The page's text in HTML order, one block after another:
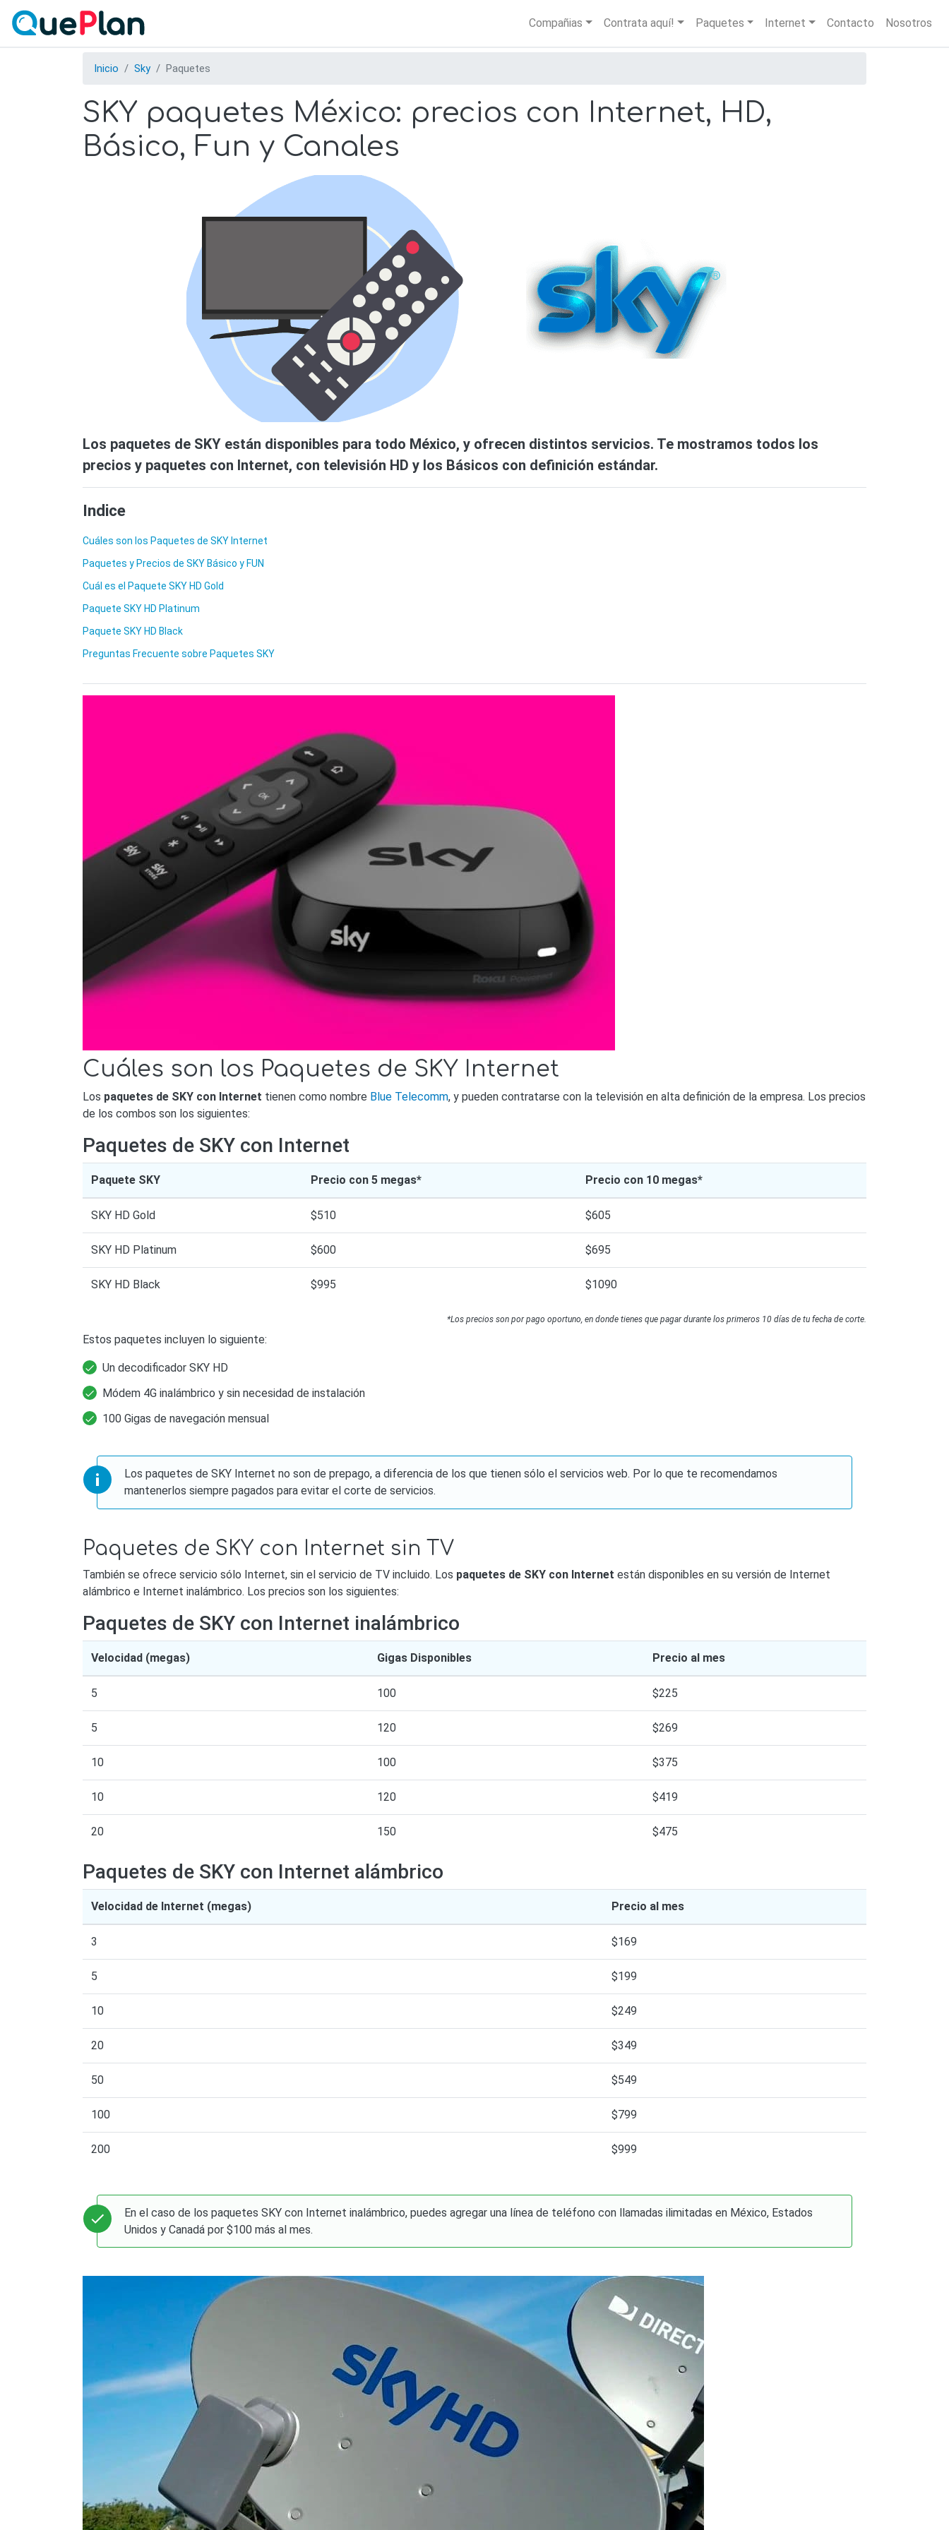
Main navigation
Compañias Contrata aquí! Paquetes Internet Contacto Nosotros
Inicio Sky Paquetes
SKY paquetes México: precios con Internet, HD,
Básico, Fun y Canales
Los paquetes de SKY están disponibles para todo México, y ofrecen distintos servicios. Te mostramos todos los
precios y paquetes con Internet, con televisión HD y los Básicos con definición estándar.
Indice
Cuáles son los Paquetes de SKY Internet
Paquetes y Precios de SKY Básico y FUN
Cuál es el Paquete SKY HD Gold
Paquete SKY HD Platinum
Paquete SKY HD Black
Preguntas Frecuente sobre Paquetes SKY
Cuáles son los Paquetes de SKY Internet
Los paquetes de SKY con Internet tienen como nombre Blue Telecomm, y pueden contratarse con la televisión en alta definición de la empresa. Los precios
de los combos son los siguientes:
Paquetes de SKY con Internet
Paquete SKY Precio con 5 megas* Precio con 10 megas*
SKY HD Gold $510 $605
SKY HD Platinum $600 $695
SKY HD Black $995 $1090
*Los precios son por pago oportuno, en donde tienes que pagar durante los primeros 10 días de tu fecha de corte.
Estos paquetes incluyen lo siguiente:
Un decodificador SKY HD
Módem 4G inalámbrico y sin necesidad de instalación
100 Gigas de navegación mensual
Los paquetes de SKY Internet no son de prepago, a diferencia de los que tienen sólo el servicios web. Por lo que te recomendamos
mantenerlos siempre pagados para evitar el corte de servicios.
Paquetes de SKY con Internet sin TV
También se ofrece servicio sólo Internet, sin el servicio de TV incluido. Los paquetes de SKY con Internet están disponibles en su versión de Internet
alámbrico e Internet inalámbrico. Los precios son los siguientes:
Paquetes de SKY con Internet inalámbrico
Velocidad (megas) Gigas Disponibles Precio al mes
5 100 $225
5 120 $269
10 100 $375
10 120 $419
20 150 $475
Paquetes de SKY con Internet alámbrico
Velocidad de Internet (megas) Precio al mes
3 $169
5 $199
10 $249
20 $349
50 $549
100 $799
200 $999
En el caso de los paquetes SKY con Internet inalámbrico, puedes agregar una línea de teléfono con llamadas ilimitadas en México, Estados
Unidos y Canadá por $100 más al mes.